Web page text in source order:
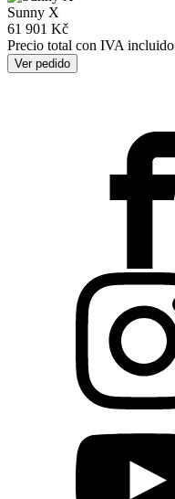
Sunny X
61 901 Kč
Precio total con IVA incluido
Ver pedido